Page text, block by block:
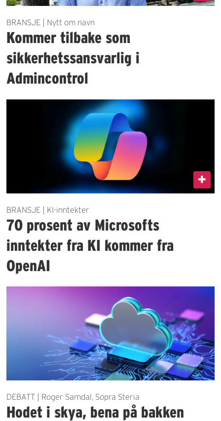
BRANSJE | Nytt om navn
Kommer tilbake som
sikkerhetssansvarlig i
Admincontrol
BRANSJE | KI-inntekter
70 prosent av Microsofts
inntekter fra KI kommer fra
OpenAI
DEBATT | Roger Samdal, Sopra Steria
Hodet i skya, bena på bakken